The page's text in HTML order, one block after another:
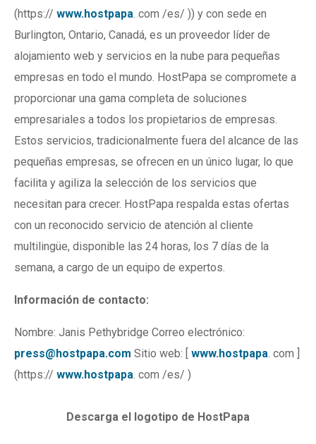
(https:// www.hostpapa. com /es/ )) y con sede en
Burlington, Ontario, Canadá, es un proveedor líder de
alojamiento web y servicios en la nube para pequeñas
empresas en todo el mundo. HostPapa se compromete a
proporcionar una gama completa de soluciones
empresariales a todos los propietarios de empresas.
Estos servicios, tradicionalmente fuera del alcance de las
pequeñas empresas, se ofrecen en un único lugar, lo que
facilita y agiliza la selección de los servicios que
necesitan para crecer. HostPapa respalda estas ofertas
con un reconocido servicio de atención al cliente
multilingüe, disponible las 24 horas, los 7 días de la
semana, a cargo de un equipo de expertos.
Información de contacto:
Nombre: Janis Pethybridge Correo electrónico:
press@hostpapa.com Sitio web: [ www.hostpapa. com ]
(https:// www.hostpapa. com /es/ )
Descarga el logotipo de HostPapa